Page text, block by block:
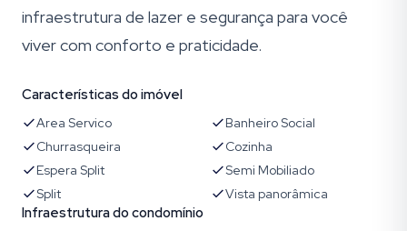
infraestrutura de lazer e segurança para você
viver com conforto e praticidade.
Características do imóvel
Area Servico
Banheiro Social
Churrasqueira
Cozinha
Espera Split
Semi Mobiliado
Split
Vista panorâmica
Infraestrutura do condomínio